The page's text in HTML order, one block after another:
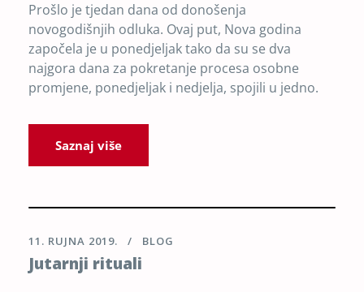
Prošlo je tjedan dana od donošenja
novogodišnjih odluka. Ovaj put, Nova godina
započela je u ponedjeljak tako da su se dva
najgora dana za pokretanje procesa osobne
promjene, ponedjeljak i nedjelja, spojili u jedno.
Saznaj više
11. RUJNA 2019. BLOG
Jutarnji rituali